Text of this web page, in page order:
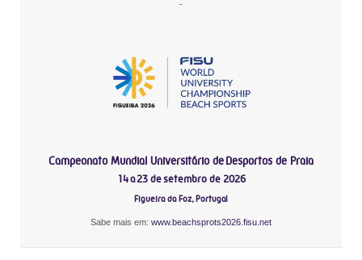
-
Campeonato Mundial Universitário de Desportos de Praia
14 a 23 de setembro de 2026
Figueira da Foz, Portugal
Sabe mais em: www.beachsprots2026.fisu.net